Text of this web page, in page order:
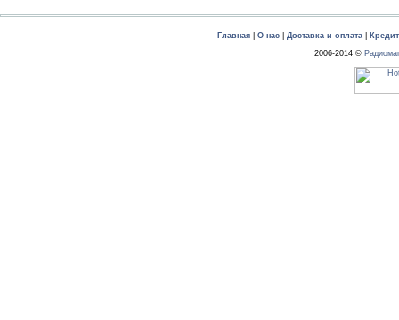
Главная О нас Доставка и оплата
2006-2014 ©